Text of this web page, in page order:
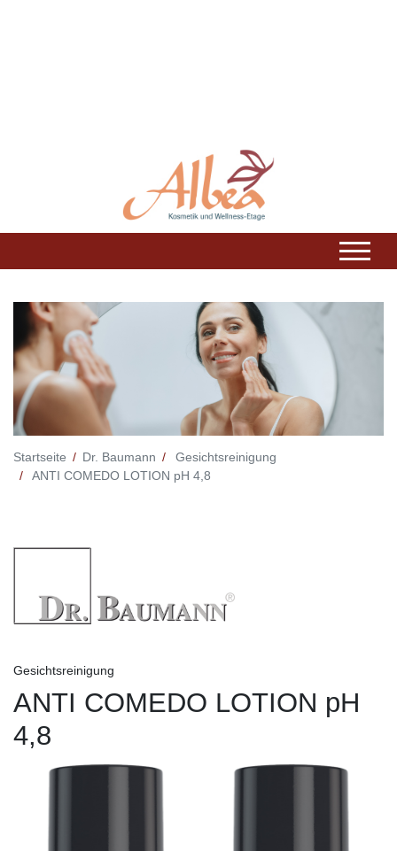
Startseite Dr. Baumann
Gesichtsreinigung
ANTI COMEDO LOTION pH 4,8
Gesichtsreinigung
ANTI COMEDO LOTION pH
4,8